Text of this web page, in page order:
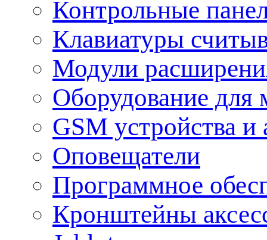
Контрольные
Клавиатуры
Модули
Оборудование для
GSM устройства и
Оповещатели
Программное
Кронштейны